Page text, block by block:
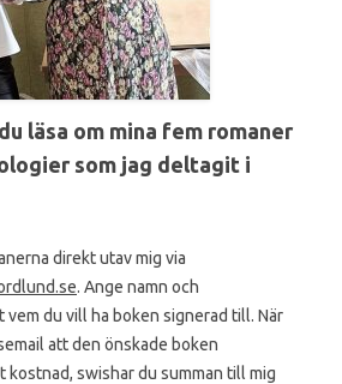
läsa om mina fem romaner
som jag deltagit i
direkt utav mig via
. Ange namn och
vem du vill ha boken signerad till. När
att den önskade boken
swishar du summan till mig